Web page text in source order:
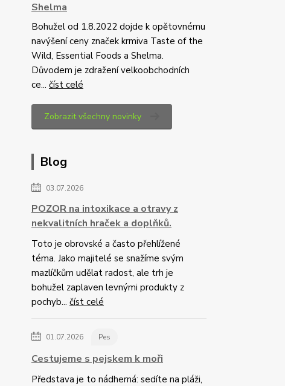
Shelma
Bohužel od 1.8.2022 dojde k opětovnému
navýšení ceny značek krmiva Taste of the
Wild, Essential Foods a Shelma.
Důvodem je zdražení velkoobchodních
ce... číst celé
Zobrazit všechny novinky
Blog
03.07.2026
POZOR na intoxikace a otravy z
nekvalitních hraček a doplňků.
Toto je obrovské a často přehlížené
téma. Jako majitelé se snažíme svým
mazlíčkům udělat radost, ale trh je
bohužel zaplaven levnými produkty z
pochyb... číst celé
01.07.2026 Pes
Cestujeme s pejskem k moři
Představa je to nádherná: sedíte na pláži,